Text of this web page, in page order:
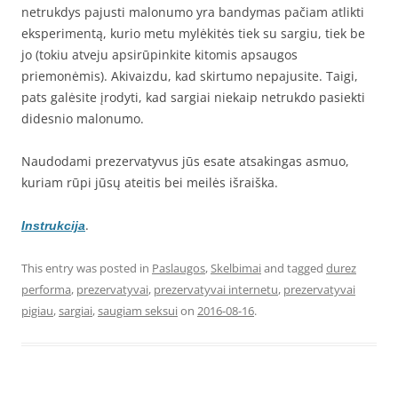
netrukdys pajusti malonumo yra bandymas pačiam atlikti
eksperimentą, kurio metu mylėkitės tiek su sargiu, tiek be
jo (tokiu atveju apsirūpinkite kitomis apsaugos
priemonėmis). Akivaizdu, kad skirtumo nepajusite. Taigi,
pats galėsite įrodyti, kad sargiai niekaip netrukdo pasiekti
didesnio malonumo.
Naudodami prezervatyvus jūs esate atsakingas asmuo,
kuriam rūpi jūsų ateitis bei meilės išraiška.
Instrukcija.
This entry was posted in Paslaugos,Skelbimaiand tagged durez
performa, prezervatyvai, prezervatyvai internetu, prezervatyvai
pigiau,sargiai,saugiam seksuion 2016-08-16.